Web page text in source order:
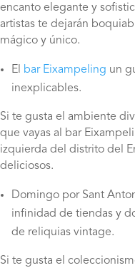
encanto elegante y
artistas te dejarán
mágico y único.
El bar Eixampeling un
inexplicables.
Si te gusta el ambiente
que vayas al bar
izquierda del distrito del
deliciosos.
Domingo por Sant
infinidad de tiendas y
de reliquias vintage.
Si te gusta el